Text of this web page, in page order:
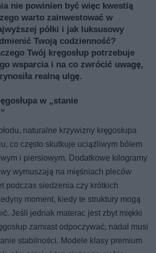
nie powinien być więc kwestią
warto zainwestować w
półki i jak luksusowy
Twoją codzienność?
Twój kręgosłup potrzebuje
wsparcia i na co zwrócić uwagę,
realną ulgę.
w „stanie
naturalne krzywizny kręgosłupa
co często skutkuje uciążliwym bólem
i piersiowym. Dodatkowe kilogramy
wymuszają na mięśniach pleców
podczas siedzenia czy krótkich
moment, kiedy te struktury mogą
Jeśli jednak materac jest zbyt miękki
zamiast odpoczywać, nadal musi
stabilności. Modele klasy premium